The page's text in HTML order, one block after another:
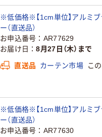
※低価格※【1cm単位】アルミ
ー（直送品）
お申込番号
AR77629
お届け日
8月27日（木）まで
直送品 カーテン市場 こ
※低価格※【1cm単位】アルミ
ー（直送品）
お申込番号
AR77630